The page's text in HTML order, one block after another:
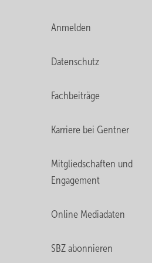
Anmelden
Datenschutz
Fachbeiträge
Karriere bei Gentner
Mitgliedschaften und
Engagement
Online Mediadaten
SBZ abonnieren